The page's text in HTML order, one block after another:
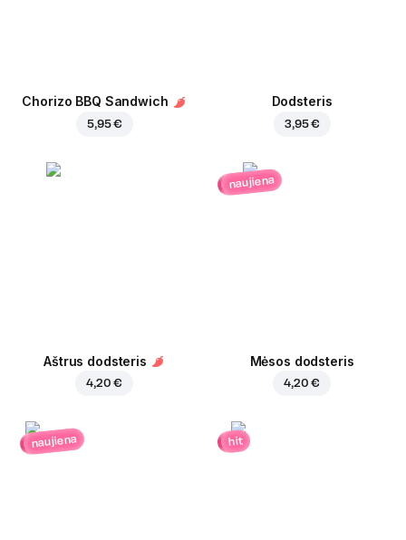
Chorizo BBQ Sandwich
5,95 €
Dodsteris
3,95 €
Aštrus dodsteris
4,20 €
naujiena
Mėsos dodsteris
4,20 €
naujiena hit